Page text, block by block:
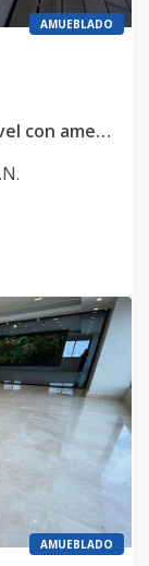
AMUEBLADO
Apartamento amueblado de alto nivel con amenidades exclusivas en Los Cacicazgos
AMUEBLADO